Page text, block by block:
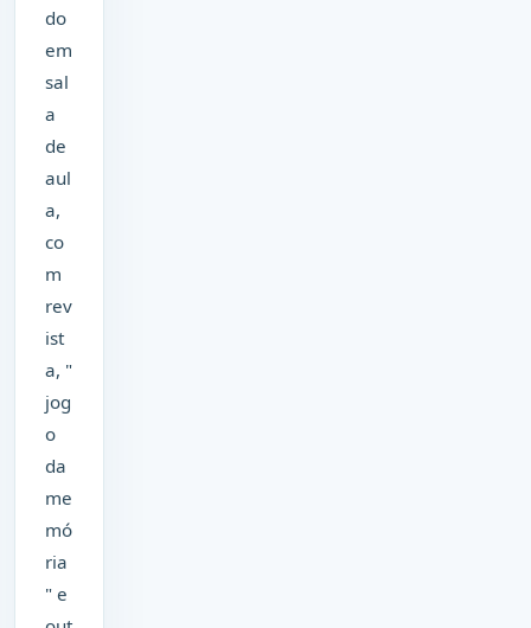
do
em
sal
a
de
aul
a,
co
m
rev
ist
a, "
jog
o
da
me
mó
ria
" e